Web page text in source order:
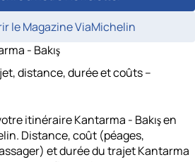
le Magazine ViaMichelin
- Bakış
distance, durée et coûts –
itinéraire Kantarma - Bakış en
Distance, coût (péages,
et durée du trajet Kantarma